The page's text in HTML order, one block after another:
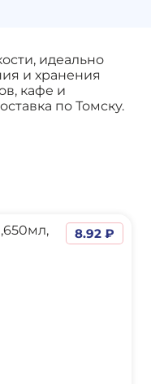
идеально
и хранения
кафе и
по Томску.
8.92 ₽